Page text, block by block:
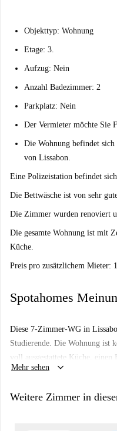
Objekttyp: Wohnung
Etage: 3.
Aufzug: Nein
Anzahl Badezimmer: 2
Parkplatz: Nein
Der Vermieter möchte Sie
Die Wohnung befindet sich
von Lissabon.
Eine Polizeistation befindet
Die Bettwäsche ist von sehr
Die Zimmer wurden renoviert
Die gesamte Wohnung ist mit
Küche.
Preis pro zusätzlichem Mieter:
Spotahomes
Diese 7-Zimmer-WG in
Studierende. Die Wohnung ist
voll ausgestattete Küche, einen
Annehmlichkeiten. Spotahome
überzeugt.
Mehr sehen keyboard_arrow_down
Weitere Zimmer in